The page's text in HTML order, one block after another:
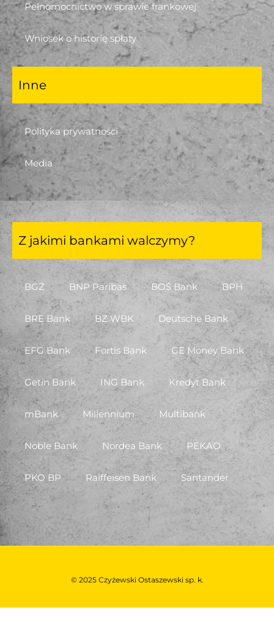
Pełnomocnictwo w sprawie frankowej
Wniosek o historię spłaty
Inne
Polityka prywatności
Media
Z jakimi bankami walczymy?
BGŻ BNP Paribas BOŚ Bank BPH
BRE Bank BZ WBK Deutsche Bank
EFG Bank Fortis Bank GE Money Bank
Getin Bank ING Bank Kredyt Bank
mBank Millennium Multibank
Noble Bank Nordea Bank PEKAO
PKO BP Raiffeisen Bank Santander
© 2025 Czyżewski Ostaszewski sp. k.